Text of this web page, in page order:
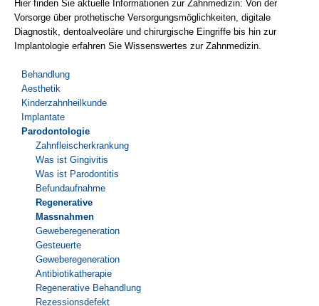
Hier finden Sie aktuelle Informationen zur Zahnmedizin: Von der
Vorsorge über prothetische Versorgungsmöglichkeiten, digitale
Diagnostik, dentoalveoläre und chirurgische Eingriffe bis hin zur
Implantologie erfahren Sie Wissenswertes zur Zahnmedizin.
Behandlung
Aesthetik
Kinderzahnheilkunde
Implantate
Parodontologie
Zahnfleischerkrankung
Was ist Gingivitis
Was ist Parodontitis
Befundaufnahme
Regenerative
Massnahmen
Geweberegeneration
Gesteuerte
Geweberegeneration
Antibiotikatherapie
Regenerative Behandlung
Rezessionsdefekt